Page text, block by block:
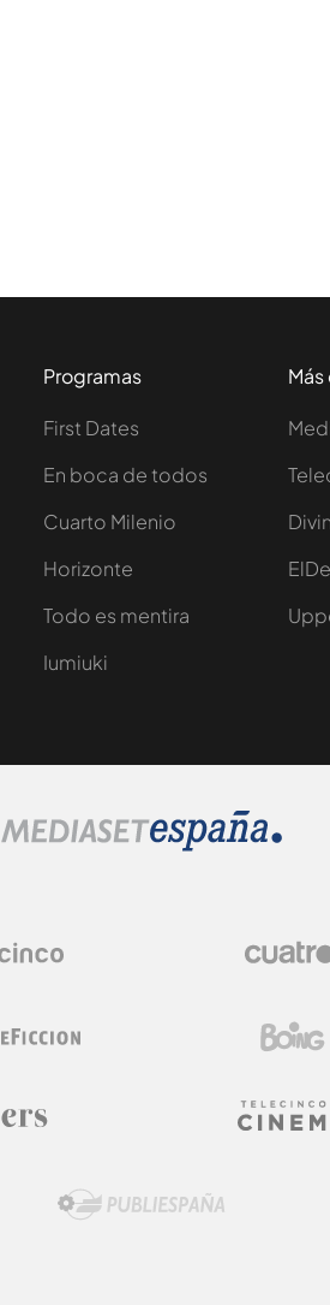
Programas
First Dates
En boca de todos
Cuarto Milenio
Horizonte
Todo es mentira
Iumiuki